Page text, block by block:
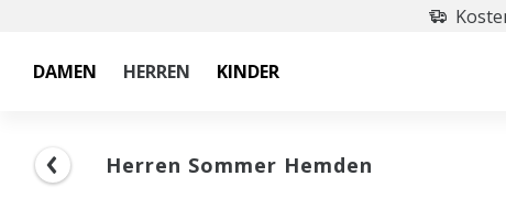
DAMEN HERREN KINDER
Herren Sommer Hemden